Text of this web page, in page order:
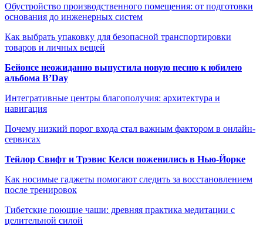
Обустройство производственного помещения: от подготовки
основания до инженерных систем
Как выбрать упаковку для безопасной транспортировки
товаров и личных вещей
Бейонсе неожиданно выпустила новую песню к юбилею
альбома B’Day
Интегративные центры благополучия: архитектура и
навигация
Почему низкий порог входа стал важным фактором в онлайн-
сервисах
Тейлор Свифт и Трэвис Келси поженились в Нью-Йорке
Как носимые гаджеты помогают следить за восстановлением
после тренировок
Тибетские поющие чаши: древняя практика медитации с
целительной силой